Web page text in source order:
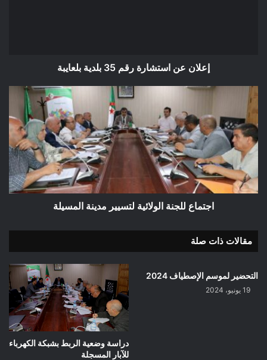
إعلان عن استشارة رقم 35 بلدية بلعايبة
اجتماع
للجنة
الولائية
لتسيير
مدينة
المسيلة
اجتماع للجنة الولائية لتسيير مدينة المسيلة
مقالات ذات صلة
التحضير لموسم الإصطياف 2024
19 يونيو، 2024
دراسة وضعية الربط بشبكة الكهرباء
للآبار المسجلة